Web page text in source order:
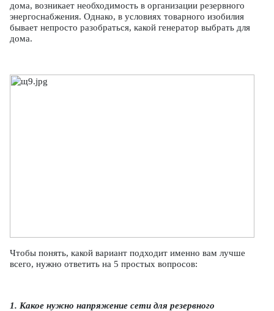
дома, возникает необходимость в организации резервного
энергоснабжения. Однако, в условиях товарного изобилия
бывает непросто разобраться, какой генератор выбрать для
дома.
Чтобы понять, какой вариант подходит именно вам лучше
всего, нужно ответить на 5 простых вопросов:
1. Какое нужно напряжение сети для резервного